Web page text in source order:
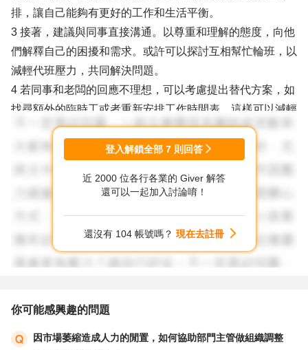
排，讓自己能夠有更好的工作和生活平衡。
3 接著，建議與同事直接溝通。以尊重和理解的態度，向他
們解釋自己的困擾和需求。或許可以探討互相幫忙輪班，以
減輕代班壓力，共同解決問題。
4 若同事和老闆的回應不理想，可以考慮提出替代方案，如
找尋額外的臨時工或者重新安排工作時間表。這樣可以減輕
自己的負擔，同時確保工作不會因此受損。
5 如果以上方法無法解決問題，可能需要更嚴肅的對待。可
以向人資或管理部門反映這種情況，尋求更正式的解決方
案，確保自己的權益得到保障。
則，但也要考慮整個團隊和工作環境的利益，努力尋找一個
平衡的解決方案。要怎麼拒絕同事的臨時代班，說明與家人
班的理由。只要態度堅定，就拒絕了練幾次就會了。
和生活的平衡，並獲得您所期待的支持和理解。
登入解鎖全部 7 則回答
近 2000 位各行各業的 Giver 解答
還可以一起加入討論唷！
還沒有 104 帳號嗎？ 現在去註冊
你可能感興趣的問題
因市場萎縮造成人力的閒置，如何協助部門主管做組織調整